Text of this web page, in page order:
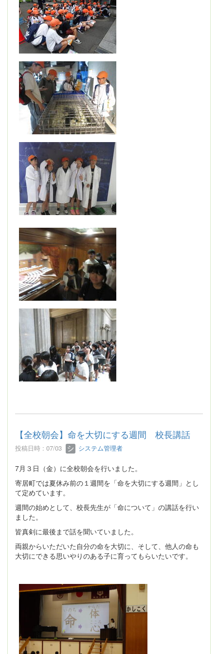
【全校朝会】命を大切にする週間 校長講話
投稿日時 : 07/03 システム管理者
7月３日（金）に全校朝会を行いました。
寄居町では夏休み前の１週間を「命を大切にする週間」とし
て定めています。
週間の始めとして、校長先生が「命について」の講話を行い
ました。
皆真剣に最後まで話を聞いていました。
両親からいただいた自分の命を大切に、そして、他人の命も
大切にできる思いやりのある子に育ってもらいたいです。